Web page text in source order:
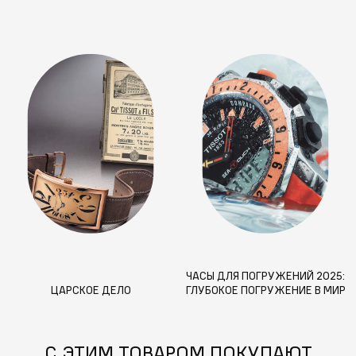
ЦАРСКОЕ ДЕЛО
ЧАСЫ ДЛЯ ПОГРУЖЕНИЙ 2025:
ГЛУБОКОЕ ПОГРУЖЕНИЕ В МИР